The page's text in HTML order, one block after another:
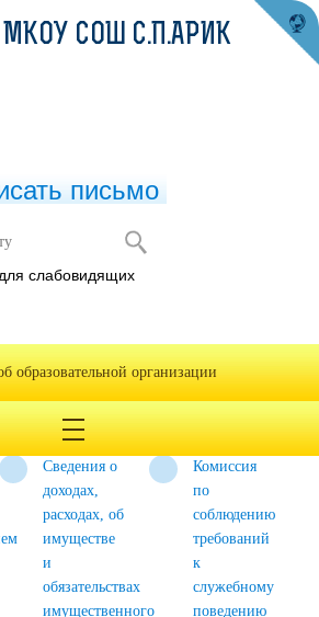
коррупции
Сведения о
доходах,
расходах, об
имуществе
и
обязательствах
имущественного
Комиссия
по
соблюдению
требований
к
служебному
поведению
МКОУ СОШ С.П.АРИК
письмо
слабовидящих
образовательной организации